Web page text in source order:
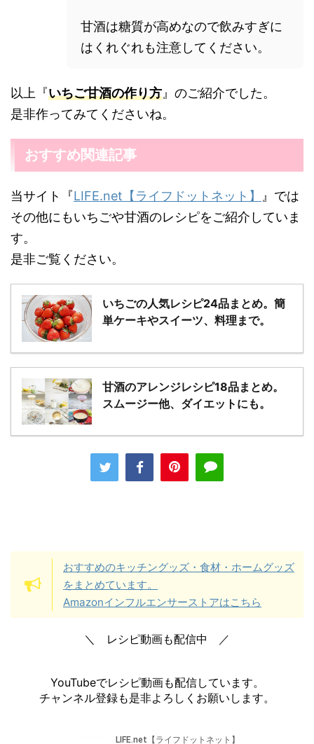
甘酒は糖質が高めなので飲みすぎに
はくれぐれも注意してください。
以上『いちご甘酒の作り方 』のご紹介でした。
是非作ってみてくださいね。
おすすめ関連記事
当サイト『LIFE.net【ライフドットネット】
』では
その他にもいちごや甘酒のレシピをご紹介していま
す。
是非ご覧ください。
いちごの人気レシピ24品まとめ。簡
単ケーキやスイーツ、料理まで。
甘酒のアレンジレシピ18品まとめ。
スムージー他、ダイエットにも。
おすすめのキッチングッズ・食材・ホームグッズ
をまとめています。
Amazonインフルエンサーストアはこちら
＼ レシピ動画も配信中 ／
YouTubeでレシピ動画も配信しています。
チャンネル登録も是非よろしくお願いします。